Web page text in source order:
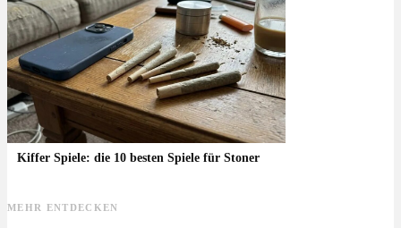
Kiffer Spiele: die 10 besten Spiele für Stoner
MEHR ENTDECKEN